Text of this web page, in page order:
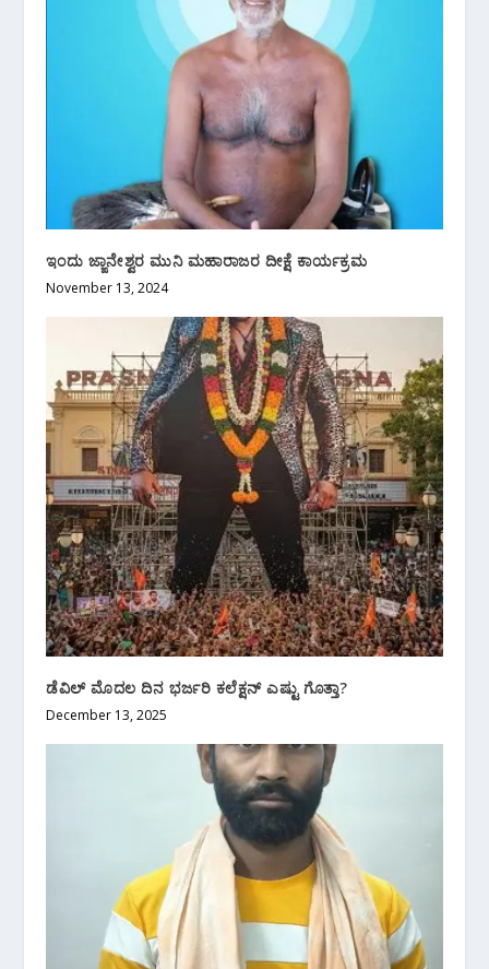
ಇಂದು ಜ್ಙಾನೇಶ್ವರ ಮುನಿ ಮಹಾರಾಜರ ದೀಕ್ಷೆ ಕಾರ್ಯಕ್ರಮ
November 13, 2024
ಡೆವಿಲ್ ಮೊದಲ ದಿನ ಭರ್ಜರಿ ಕಲೆಕ್ಷನ್ ಎಷ್ಟು ಗೊತ್ತಾ?
December 13, 2025